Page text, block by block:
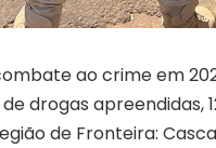
ao crime em
drogas apreendidas,
de Fronteira: